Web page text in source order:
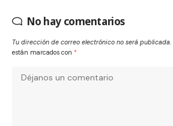
No hay comentarios
Tu dirección de correo electrónico no será publicada.
están marcados con *